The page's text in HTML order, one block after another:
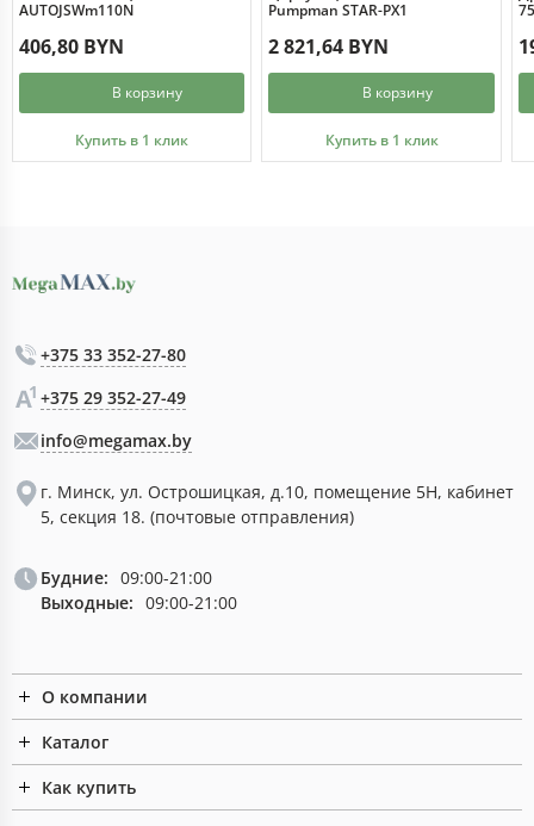
AUTOJSWm110N
406,80 BYN
В корзину
Купить в 1 клик
Pumpman STAR-PX1
2 821,64 BYN
В корзину
Купить в 1 клик
+375 33 352-27-80
+375 29 352-27-49
info@megamax.by
г. Минск, ул. Острошицкая, д.10, помещение 5Н, кабинет
5, секция 18. (почтовые отправления)
Будние: 09:00-21:00
Выходные: 09:00-21:00
О компании
Каталог
Как купить